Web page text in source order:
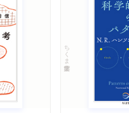
ちくま学芸文庫